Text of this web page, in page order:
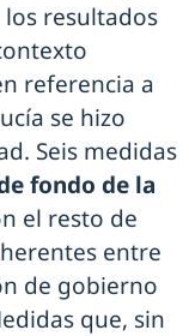
resultados
referencia a
se hizo
Seis medidas
fondo de la
el resto de
entre
de gobierno
que, sin